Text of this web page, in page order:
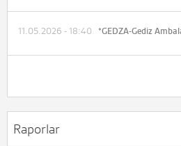
11.05.2026 - 18:40
Raporlar